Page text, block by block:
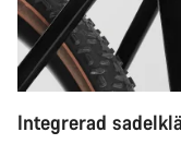
Integrerad